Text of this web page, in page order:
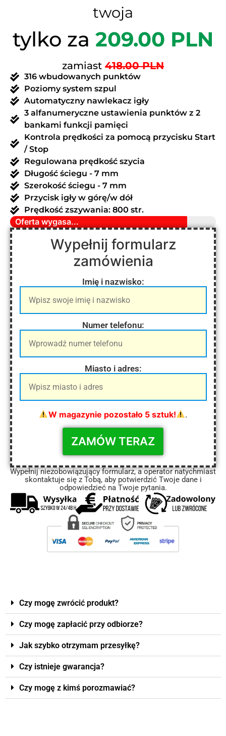
twoja
tylko za 209.00 PLN
zamiast 418.00 PLN
316 wbudowanych punktów
Poziomy system szpul
Automatyczny nawlekacz igły
3 alfanumeryczne ustawienia punktów z 2
bankami funkcji pamięci
Kontrola prędkości za pomocą przycisku Start
/ Stop
Regulowana prędkość szycia
Długość ściegu - 7 mm
Szerokość ściegu - 7 mm
Przycisk igły w górę/w dół
Prędkość zszywania: 800 str.
Oferta wygasa...
Wypełnij formularz
zamówienia
Imię i nazwisko:
Numer telefonu:
Miasto i adres:
W magazynie pozostało 5 sztuk! .
Wypełnij niezobowiązujący formularz, a operator natychmiast
skontaktuje się z Tobą, aby potwierdzić Twoje dane i
odpowiedzieć na Twoje pytania.
Czy mogę zwrócić produkt?
Czy mogę zapłacić przy odbiorze?
Jak szybko otrzymam przesyłkę?
Czy istnieje gwarancja?
Czy mogę z kimś porozmawiać?